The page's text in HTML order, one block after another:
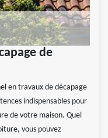
de
en travaux de décapage
indispensables pour
de votre maison. Quel
vous pouvez